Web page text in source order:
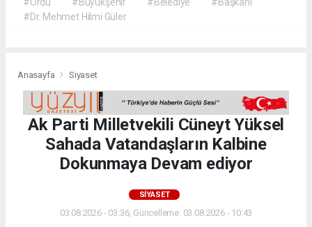
#Dr. Mehmet Hilmi Güler
Anasayfa Siyaset
Ak Parti Milletvekili Cüneyt Yüksel
Sahada Vatandaşların Kalbine
Dokunmaya Devam ediyor
SIYASET
03.08.2026 - 03:36, Güncelleme: 03.08.2026 - 10:43